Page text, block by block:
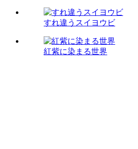
すれ違うスイヨウビ
紅紫に染まる世界